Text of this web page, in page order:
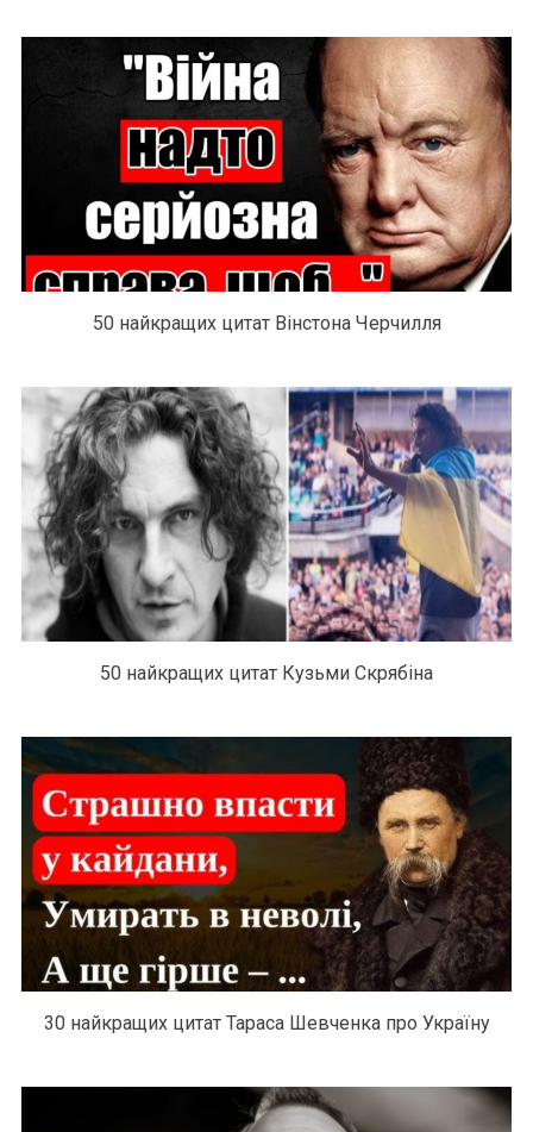
50 найкращих цитат Вінстона Черчилля
50 найкращих цитат Кузьми Скрябіна
30 найкращих цитат Тараса Шевченка про Україну